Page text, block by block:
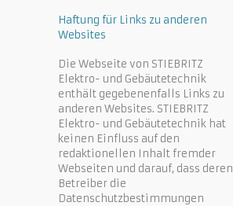
Haftung für Links zu anderen
Websites
Die Webseite von STIEBRITZ
Elektro- und Gebäutetechnik
enthält gegebenenfalls Links zu
anderen Websites. STIEBRITZ
Elektro- und Gebäutetechnik hat
keinen Einfluss auf den
redaktionellen Inhalt fremder
Webseiten und darauf, dass deren
Betreiber die
Datenschutzbestimmungen